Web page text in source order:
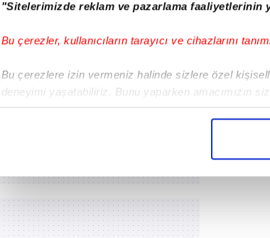
"Sitelerimizde reklam ve pazarlama faaliyetlerinin
Bu çerezler, kullanıcıların tarayıcı ve cihazlarını
Bu çerezlere izin vermeniz halinde sizlere özel
deneyimi yaşatabiliriz. Bunu yaparken amacımızın
içerikleri sunabilmek adına elimizden gelen çabayı
Her halükârda, kullanıcılar, bu çerezlere izin
çerezler vasıtasıyla çeşitli kişisel verileriniz
amacıyla kullanılmaktadır. Diğer çerezler, sitemizin